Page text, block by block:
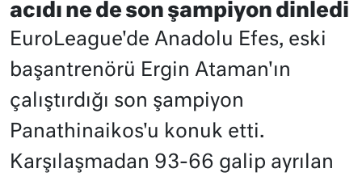
acıdı ne de son şampiyon dinledi
EuroLeague'de Anadolu Efes, eski
başantrenörü Ergin Ataman'ın
çalıştırdığı son şampiyon
Panathinaikos'u konuk etti.
Karşılaşmadan 93-66 galip ayrılan